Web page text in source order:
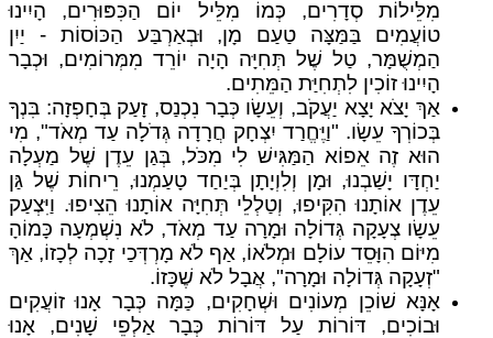
מִלֵּילוֹת סְדָרִים, כְּמוֹ מִלֵּיל יוֹם הַכִּפּוּרִים, הָיִינוּ
טוֹעֲמִים בַּמַּצָּה טַעַם מָן, וּבְאַרְבַּע הַכּוֹסוֹת - יַיִן
הַמְשֻׁמָּר, טַל שֶׁל תְּחִיָּה הָיָה יוֹרֵד מִמְּרוֹמִים, וּכְבָר
הָיִינוּ זוֹכִין לִתְחִיַּת הַמֵּתִים.
אַךְ יָצֹא יָצָא יַעֲקֹב, וְעֵשָׂו כְּבָר נִכְנַס, זָעַק בְּחָפְזָה: בִּנְךָ
בְּכוֹרְךָ עֵשָׂו. "וַיֶּחֱרַד יִצְחָק חֲרָדָה גְּדֹלָה עַד מְאֹד", מִי
הוּא זֶה אֵפוֹא הַמַּגִּישׁ לִי מִכֹּל, בְּגַן עֵדֶן שֶׁל מַעְלָה
יַחְדָּו יָשַׁבְנוּ, וּמָן וְלִוְיָתָן בְּיַחַד טָעַמְנוּ, רֵיחוֹת שֶׁל גַּן
עֵדֶן אוֹתָנוּ הִקִּיפוּ, וְטַלְלֵי תְּחִיָּה אוֹתָנוּ הֵצִיפוּ. וַיִּצְעַק
עֵשָׂו צְעָקָה גְּדוֹלָה וּמָרָה עַד מְאֹד, לֹא נִשְׁמְעָה כָּמוֹהָ
מִיּוֹם הִוָּסֵד עוֹלָם וּמְלֹאוֹ, אַף לֹא מָרְדְּכַי זָכָה לְכָזוֹ, אַךְ
"זְעָקָה גְּדוֹלָה וּמָרָה", אֲבָל לֹא שֶׁכָּזוֹ.
אָנָּא שׁוֹכֵן מְעוֹנִים וּשְׁחָקִים, כַּמָּה כְּבָר אָנוּ זוֹעֲקִים
וּבוֹכִים, דּוֹרוֹת עַל דּוֹרוֹת כְּבָר אַלְפֵי שָׁנִים, אָנוּ